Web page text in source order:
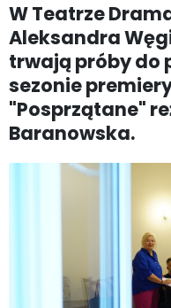
W Teatrze
Aleksandra
trwają próby do
sezonie
"Posprzątane"
Baranowska.